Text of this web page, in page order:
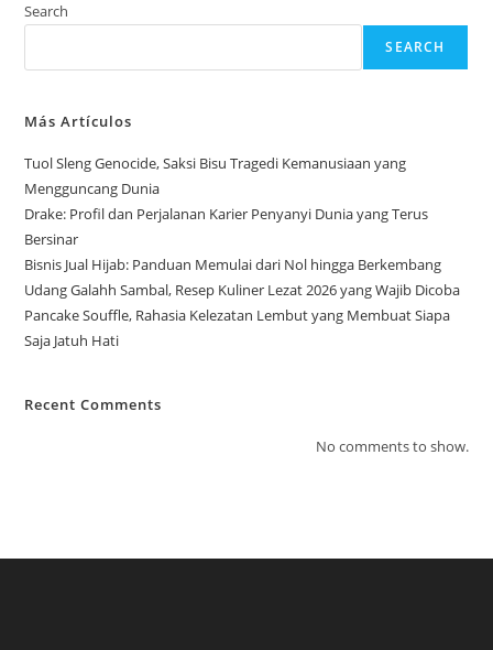
Search
SEARCH
Más Artículos
Tuol Sleng Genocide, Saksi Bisu Tragedi Kemanusiaan yang
Mengguncang Dunia
Drake: Profil dan Perjalanan Karier Penyanyi Dunia yang Terus
Bersinar
Bisnis Jual Hijab: Panduan Memulai dari Nol hingga Berkembang
Udang Galahh Sambal, Resep Kuliner Lezat 2026 yang Wajib Dicoba
Pancake Souffle, Rahasia Kelezatan Lembut yang Membuat Siapa
Saja Jatuh Hati
Recent Comments
No comments to show.